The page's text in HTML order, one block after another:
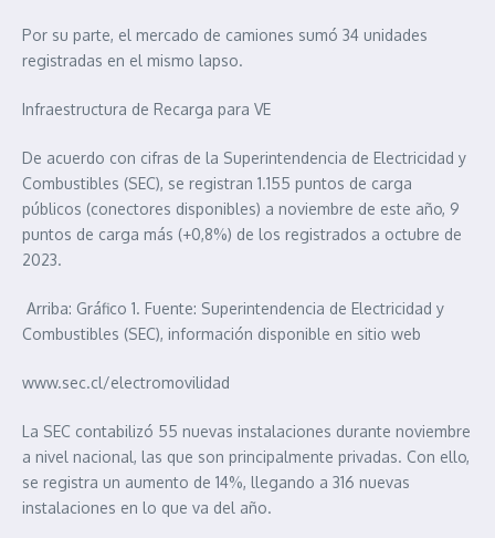
Por su parte, el mercado de camiones sumó 34 unidades
registradas en el mismo lapso.
Infraestructura de Recarga para VE
De acuerdo con cifras de la Superintendencia de Electricidad y
Combustibles (SEC), se registran 1.155 puntos de carga
públicos (conectores disponibles) a noviembre de este año, 9
puntos de carga más (+0,8%) de los registrados a octubre de
2023.
Arriba: Gráfico 1. Fuente: Superintendencia de Electricidad y
Combustibles (SEC), información disponible en sitio web
www.sec.cl/electromovilidad
La SEC contabilizó 55 nuevas instalaciones durante noviembre
a nivel nacional, las que son principalmente privadas. Con ello,
se registra un aumento de 14%, llegando a 316 nuevas
instalaciones en lo que va del año.